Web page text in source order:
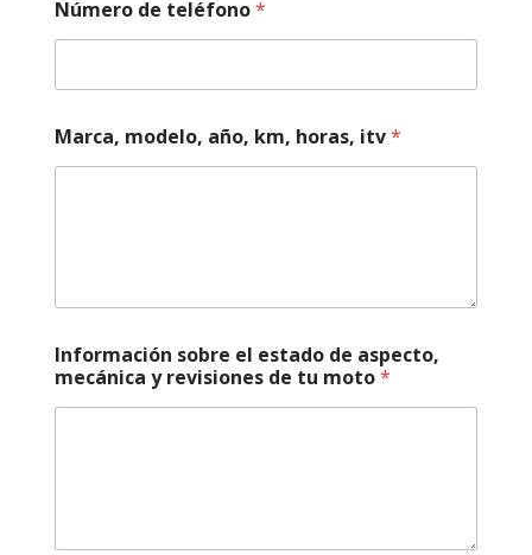
Número de teléfono*
Marca, modelo, año, km, horas, itv*
m
,
N
Información sobre el estado de aspecto,
mecánica y revisiones de tu moto*